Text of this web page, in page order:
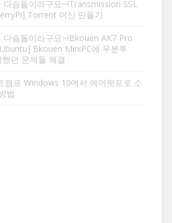
솜돌이라구요~!Transmission SSL
Torrent 머신 만들기
다솜돌이라구요~!Bkouen AK7 Pro
Bkouen MiniPC에 우분투
던 문제들 해결
캠프 Windows 10에서 에어팟프로 소
법